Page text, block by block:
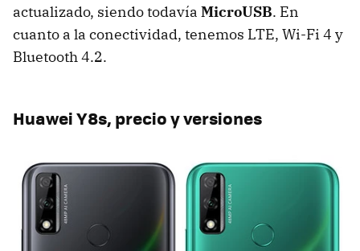
actualizado, siendo todavía MicroUSB. En
cuanto a la conectividad, tenemos LTE, Wi-Fi 4 y
Bluetooth 4.2.
Huawei Y8s, precio y versiones